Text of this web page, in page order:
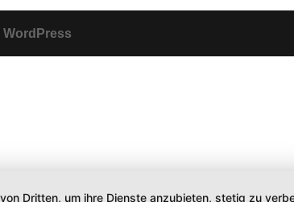
WordPress
Dritten, um ihre Dienste anzubieten, stetig zu